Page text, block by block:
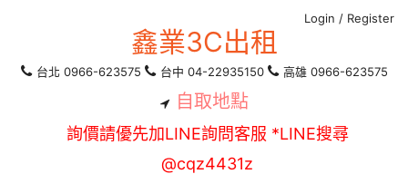
Login / Register
鑫業3C出租
台北 0966-623575 台中 04-22935150 高雄 0966-623575
自取地點
詢價請優先加LINE詢問客服 *LINE搜尋
@cqz4431z